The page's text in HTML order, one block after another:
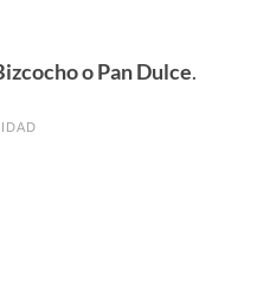
o Pan Dulce.